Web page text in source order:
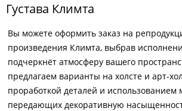
Густава Климта
Вы можете оформить заказ на
произведения Климта, выбрав
подчеркнёт атмосферу вашего
предлагаем варианты на холсте и арт-
проработкой деталей и использованием
передающих декоративную